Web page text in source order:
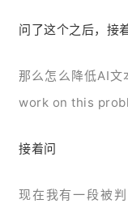
问了这个之后，接
那么怎么降低AI文
work on this
接着问
现在 我有一段被